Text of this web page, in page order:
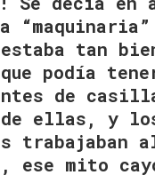
tan
podía
de
ellas, y los
trabajaban
ese mito